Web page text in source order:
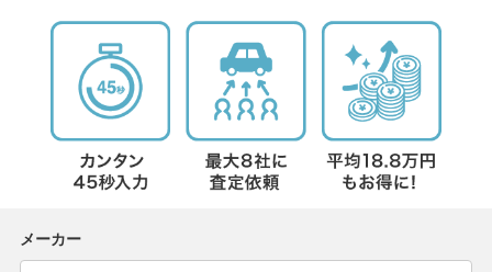
メーカー